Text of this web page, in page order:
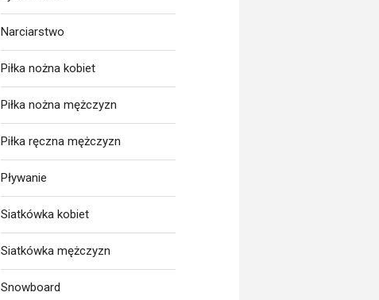
Narciarstwo
Piłka nożna kobiet
Piłka nożna mężczyzn
Piłka ręczna mężczyzn
Pływanie
Siatkówka kobiet
Siatkówka mężczyzn
Snowboard